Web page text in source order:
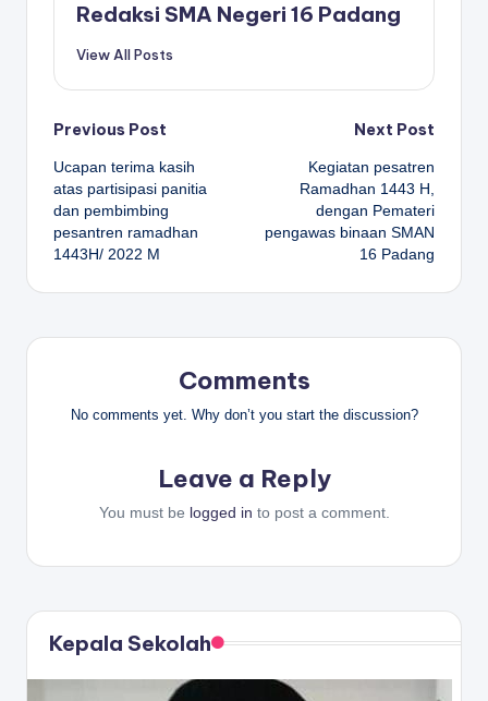
Redaksi SMA Negeri 16 Padang
View All Posts
Post
navigation
Previous Post
Ucapan terima kasih
atas partisipasi panitia
dan pembimbing
pesantren ramadhan
1443H/ 2022 M
Next Post
Kegiatan pesatren
Ramadhan 1443 H,
dengan Pemateri
pengawas binaan SMAN
16 Padang
Comments
No comments yet. Why don’t you start the discussion?
Leave a Reply
You must be logged in to post a comment.
Kepala Sekolah